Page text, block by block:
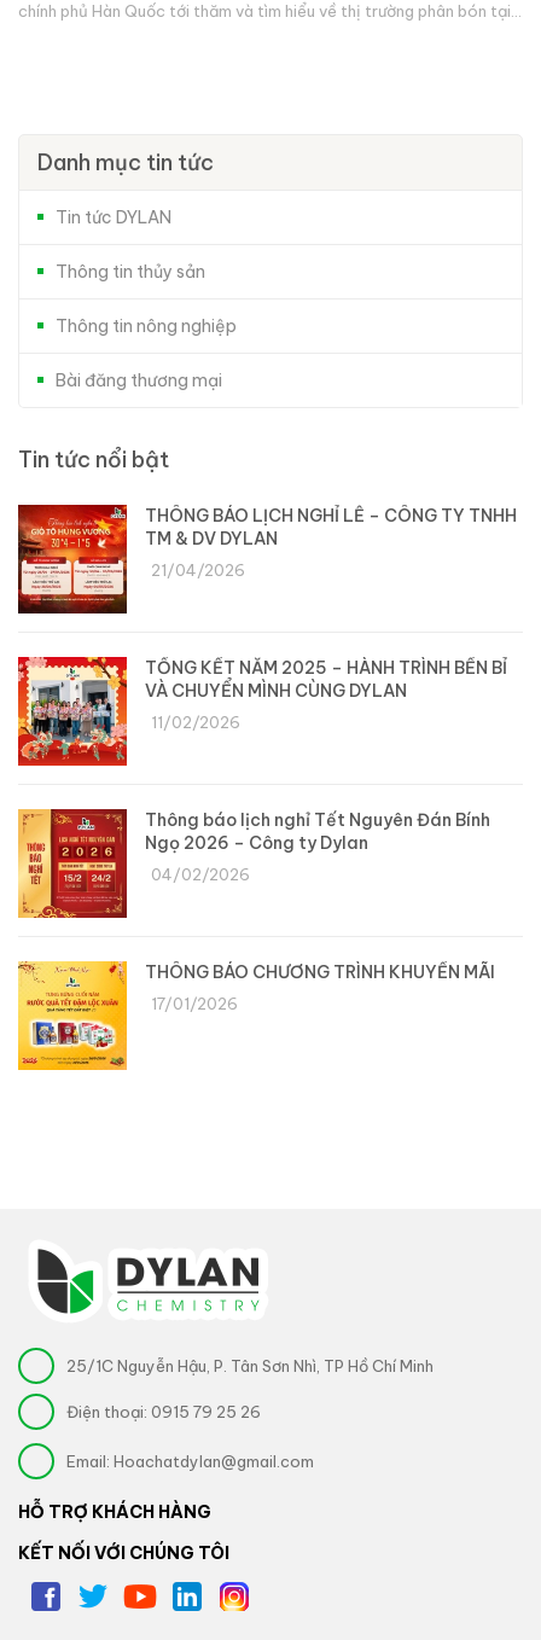
chính phủ Hàn Quốc tới thăm và tìm hiểu về thị trường phân bón tại
Danh mục tin tức
Tin tức DYLAN
Thông tin thủy sản
Thông tin nông nghiệp
Bài đăng thương mại
Tin tức nổi bật
THÔNG BÁO LỊCH NGHỈ LỄ – CÔNG TY TNHH
TM & DV DYLAN
21/04/2026
TỔNG KẾT NĂM 2025 – HÀNH TRÌNH BỀN BỈ
VÀ CHUYỂN MÌNH CÙNG DYLAN
11/02/2026
Thông báo lịch nghỉ Tết Nguyên Đán Bính
Ngọ 2026 – Công ty Dylan
04/02/2026
THÔNG BÁO CHƯƠNG TRÌNH KHUYẾN MÃI
17/01/2026
25/1C Nguyễn Hậu, P. Tân Sơn Nhì, TP Hồ Chí Minh
Điện thoại: 0915 79 25 26
Email: Hoachatdylan@gmail.com
HỖ TRỢ KHÁCH HÀNG
KẾT NỐI VỚI CHÚNG TÔI